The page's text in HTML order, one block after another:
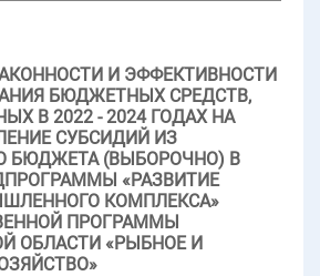
И ЭФФЕКТИВНОСТИ
БЮДЖЕТНЫХ СРЕДСТВ,
В 2022 - 2024 ГОДАХ НА
СУБСИДИЙ ИЗ
БЮДЖЕТА (ВЫБОРОЧНО) В
«РАЗВИТИЕ
КОМПЛЕКСА»
ПРОГРАММЫ
ОБЛАСТИ «РЫБНОЕ И